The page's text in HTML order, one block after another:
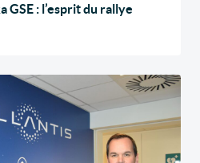
: l’esprit du rallye